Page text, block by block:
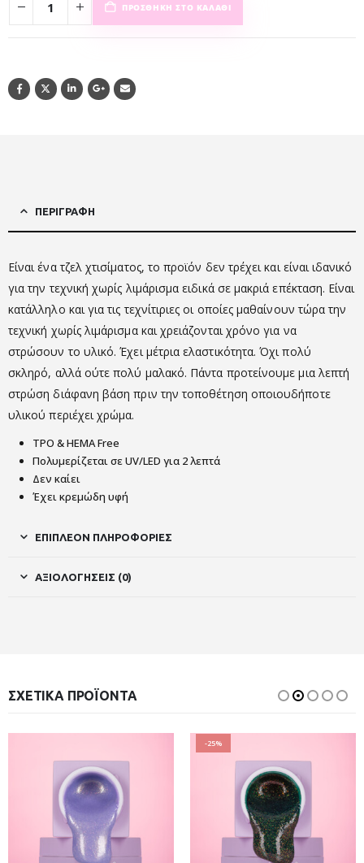
ΠΡΟΣΘΉΚΗ ΣΤΟ ΚΑΛΆΘΙ
ΠΕΡΙΓΡΑΦΉ
Είναι ένα τζελ χτισίματος, το προϊόν δεν τρέχει και είναι ιδανικό
για την τεχνική χωρίς λιμάρισμα ειδικά σε μακριά επέκταση. Είναι
κατάλληλο και για τις τεχνίτιριες οι οποίες μαθαίνουν τώρα την
τεχνική χωρίς λιμάρισμα και χρειάζονται χρόνο για να
στρώσουν το υλικό. Έχει μέτρια ελαστικότητα. Όχι πολύ
σκληρό, αλλά ούτε πολύ μαλακό. Πάντα προτείνουμε μια λεπτή
στρώση διάφανη βάση πριν την τοποθέτηση οποιουδήποτε
υλικού περιέχει χρώμα.
TPO & HEMA Free
Πολυμερίζεται σε UV/LED για 2 λεπτά
Δεν καίει
Έχει κρεμώδη υφή
ΕΠΙΠΛΈΟΝ ΠΛΗΡΟΦΟΡΊΕΣ
ΑΞΙΟΛΟΓΉΣΕΙΣ (0)
ΣΧΕΤΙΚΆ ΠΡΟΪΌΝΤΑ
-25%